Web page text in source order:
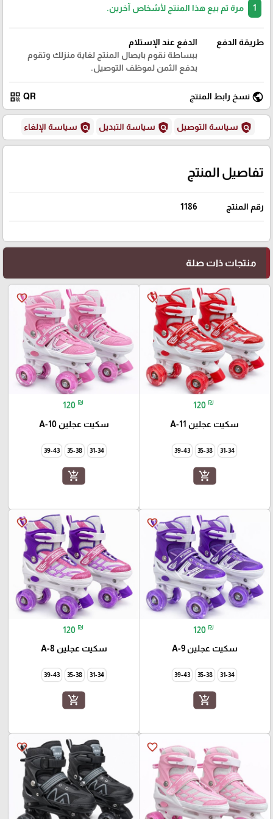
مرة تم بيع هذا المنتج لأشخاص آخرين.
طريقة الدفع
الدفع عند الإستلام
ببساطة نقوم بايصال المنتج لغاية منزلك وتقوم
بدفع الثمن لموظف التوصيل.
public نسخ رابط المنتج QR
qr_code
policy سياسة التوصيل policy سياسة التبديل policy سياسة الإلغاء
تفاصيل المنتج
رقم المنتج 1186
منتجات ذات صلة
favorite_border
120 ₪
سكيت عجلين A-11
31-34
35-38
39-43
add_shopping_cart
favorite_border
120 ₪
سكيت عجلين A-10
31-34
35-38
39-43
add_shopping_cart
favorite_border
120 ₪
سكيت عجلين A-9
31-34
35-38
39-43
add_shopping_cart
favorite_border
120 ₪
سكيت عجلين A-8
31-34
35-38
39-43
add_shopping_cart
favorite_border
favorite_border